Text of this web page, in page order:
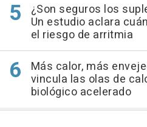
¿Son seguros los
Un estudio aclara
el riesgo de arritmia
Más calor, más
vincula las olas de
biológico acelerado